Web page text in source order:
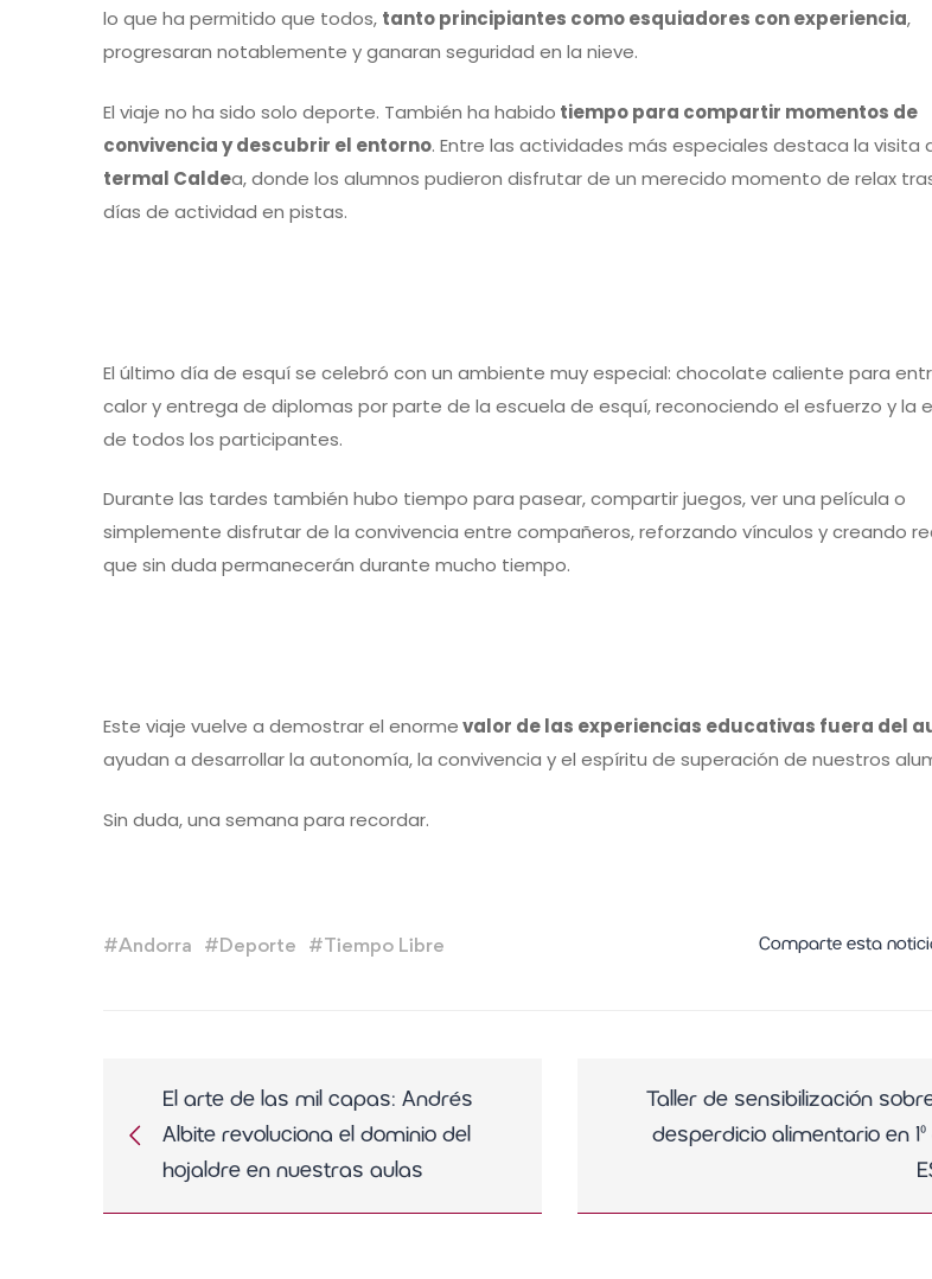
lo que ha permitido que todos, tanto principiantes como esquiadores con experiencia,
progresaran notablemente y ganaran seguridad en la nieve.
El viaje no ha sido solo deporte. También ha habido tiempo para compartir momentos de
convivencia y descubrir el entorno. Entre las actividades más especiales destaca la visita
termal Caldea, donde los alumnos pudieron disfrutar de un merecido momento de relax
días de actividad en pistas.
El último día de esquí se celebró con un ambiente muy especial: chocolate caliente para
calor y entrega de diplomas por parte de la escuela de esquí, reconociendo el esfuerzo y la
de todos los participantes.
Durante las tardes también hubo tiempo para pasear, compartir juegos, ver una película o
simplemente disfrutar de la convivencia entre compañeros, reforzando vínculos y creando
que sin duda permanecerán durante mucho tiempo.
Este viaje vuelve a demostrar el enormevalor de las experiencias educativas fuera del
ayudan a desarrollar la autonomía, la convivencia y el espíritu de superación de nuestros
Sin duda, una semana para recordar.
#Andorra #Deporte #Tiempo Libre Comparte esta
El arte de las mil capas: Andrés
Albite revoluciona el dominio del
hojaldre en nuestras aulas
Taller de sensibilización
desperdicio alimentario en